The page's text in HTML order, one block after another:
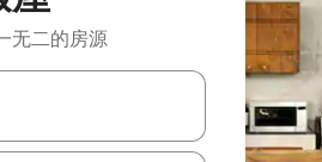
无二的房源
向键查看，或通过点击或滑动手势浏览。